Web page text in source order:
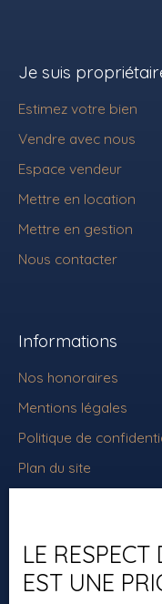
Je suis
Estimez votre bien
Vendre avec nous
Espace vendeur
Mettre en location
Mettre en gestion
Nous contacter
Informations
Nos honoraires
Mentions légales
Politique de
Plan du site
LE RESPECT
EST UNE